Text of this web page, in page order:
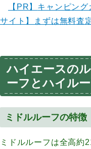
【PR】 キャンピング
サイト】まずは無料査
ハイエースの
ーフとハイル
ミドルルーフの特徴
ミドルルーフは全高約